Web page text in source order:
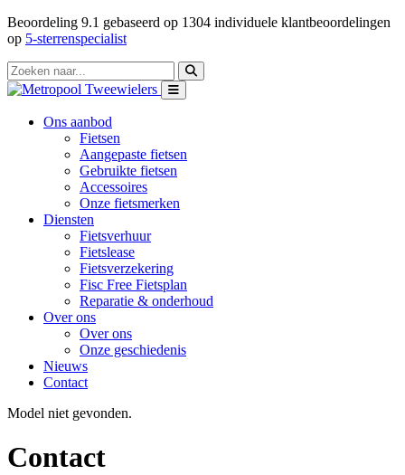
Beoordeling 9.1 gebaseerd op 1304 individuele klantbeoordelingen
op 5-sterrenspecialist
Ons aanbod
Fietsen
Aangepaste fietsen
Gebruikte fietsen
Accessoires
Onze fietsmerken
Diensten
Fietsverhuur
Fietslease
Fietsverzekering
Fisc Free Fietsplan
Reparatie & onderhoud
Over ons
Over ons
Onze geschiedenis
Nieuws
Contact
Model niet gevonden.
Contact